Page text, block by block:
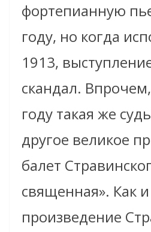
фортепианную
году, но когда
1913,
скандал.
году такая же
другое великое
балет
священная». Как и
произведение